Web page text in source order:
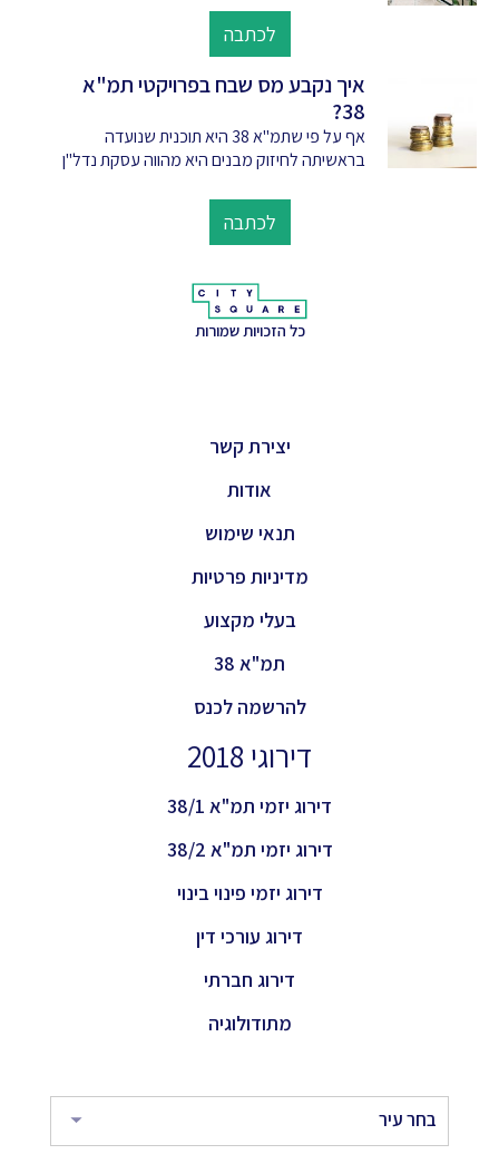
לכתבה
איך נקבע מס שבח בפרויקטי תמ"א
38?
אף על פי שתמ"א 38 היא תוכנית שנועדה
בראשיתה לחיזוק מבנים היא מהווה עסקת נדל"ן
לכתבה
כל הזכויות שמורות
יצירת קשר
אודות
תנאי שימוש
מדיניות פרטיות
בעלי מקצוע
תמ"א 38
להרשמה לכנס
דירוגי 2018
דירוג יזמי תמ"א 38/1
דירוג יזמי תמ"א 38/2
דירוג יזמי פינוי בינוי
דירוג עורכי דין
דירוג חברתי
מתודולוגיה